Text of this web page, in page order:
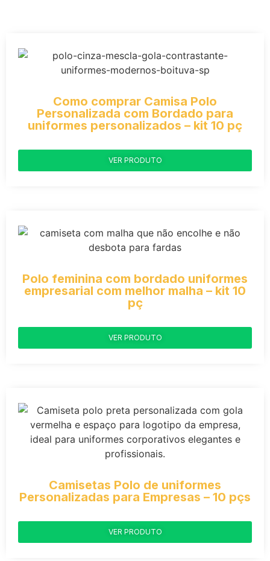
Como comprar Camisa Polo
Personalizada com Bordado para
uniformes personalizados – kit 10 pç
VER PRODUTO
Polo feminina com bordado uniformes
empresarial com melhor malha – kit 10
pç
VER PRODUTO
Camisetas Polo de uniformes
Personalizadas para Empresas – 10 pçs
VER PRODUTO